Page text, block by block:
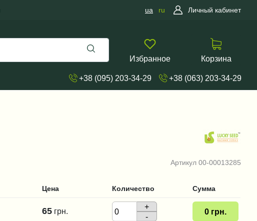
ua ru Личный кабинет
Избранное Корзина
+38 (095) 203-34-29 +38 (063) 203-34-29
Артикул 00-00013285
Цена Количество Сумма
65 грн.
+
-
0 грн.